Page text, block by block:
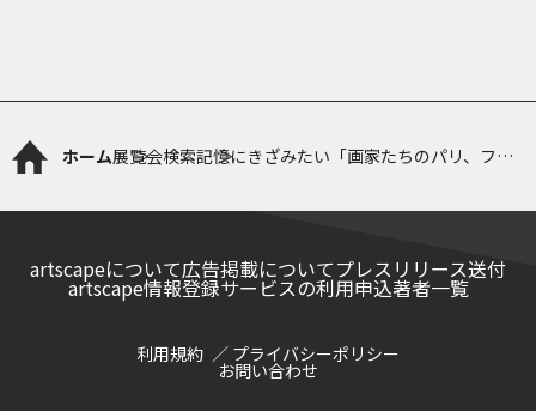
ホーム展覧会検索記憶にきざみたい「画家たちのパリ、フラ
artscapeについて広告掲載についてプレスリリース送付
artscape情報登録サービスの利用申込著者一覧
利用規約 プライバシーポリシー
お問い合わせ